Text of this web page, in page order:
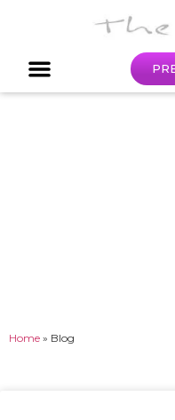
Home » Blog